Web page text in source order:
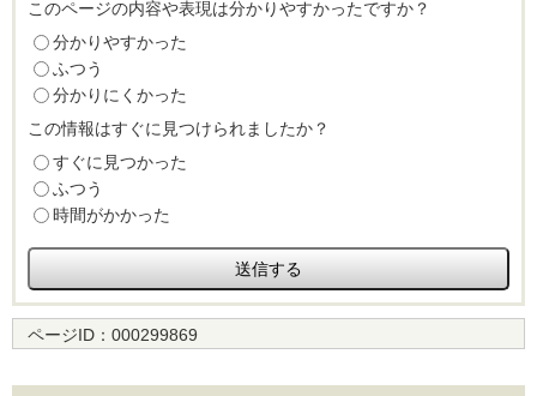
このページの内容や表現は分かりやすかったですか？
分かりやすかった
ふつう
分かりにくかった
この情報はすぐに見つけられましたか？
すぐに見つかった
ふつう
時間がかかった
ページID： 000299869